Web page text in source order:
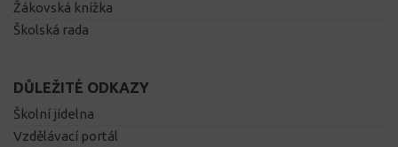
Žákovská knížka
Školská rada
DŮLEŽITÉ ODKAZY
Školní jídelna
Vzdělávací portál